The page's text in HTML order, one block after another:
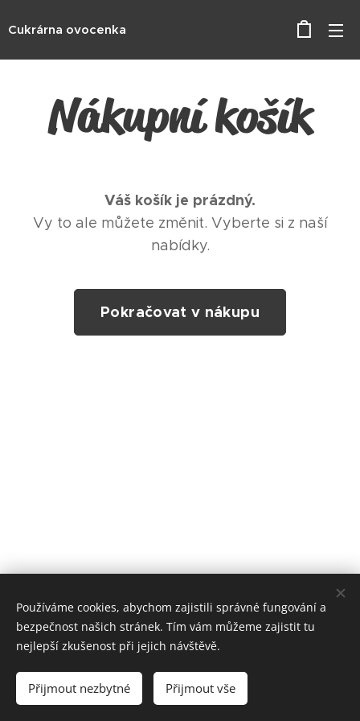
Cukrárna ovocenka
Nákupní košík
Váš košík je prázdný.
Vy to ale můžete změnit. Vyberte si z naší
nabídky.
Pokračovat v nákupu
© 2024 Všechna práva vyhrazena
Cookies
Používáme cookies, abychom zajistili správné fungování a
bezpečnost našich stránek. Tím vám můžeme zajistit tu
nejlepší zkušenost při jejich návštěvě.
Přijmout nezbytné Přijmout vše